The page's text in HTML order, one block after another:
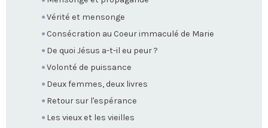
Vérité et mensonge
Consécration au Coeur immaculé de Marie
De quoi Jésus a-t-il eu peur ?
Volonté de puissance
Deux femmes, deux livres
Retour sur l'espérance
Les vieux et les vieilles